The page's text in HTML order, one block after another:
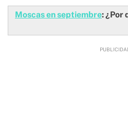
Moscas en septiembre: ¿Por